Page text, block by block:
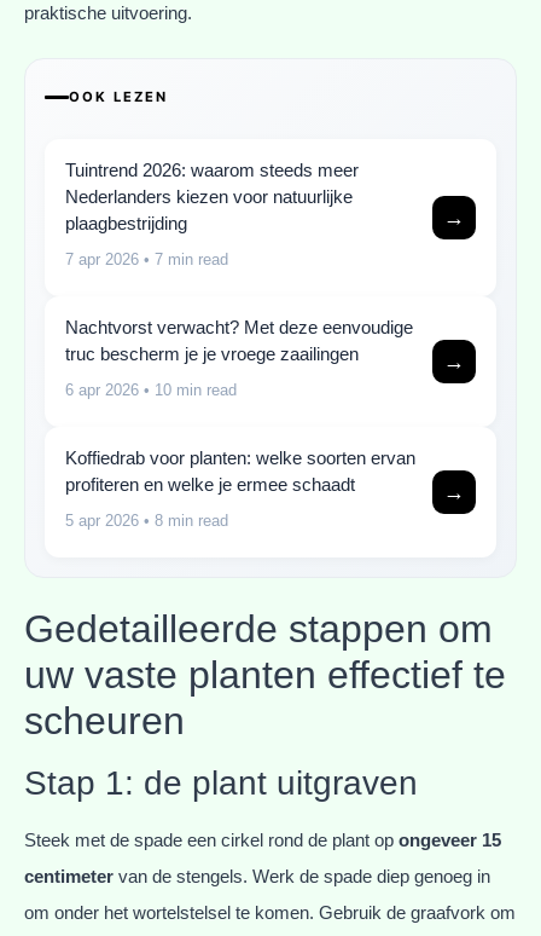
praktische uitvoering.
OOK LEZEN
Tuintrend 2026: waarom steeds meer
Nederlanders kiezen voor natuurlijke
plaagbestrijding
7 apr 2026 • 7 min read
→
Nachtvorst verwacht? Met deze eenvoudige
truc bescherm je je vroege zaailingen
6 apr 2026 • 10 min read
→
Koffiedrab voor planten: welke soorten ervan
profiteren en welke je ermee schaadt
5 apr 2026 • 8 min read
→
Gedetailleerde stappen om
uw vaste planten effectief te
scheuren
Stap 1: de plant uitgraven
Steek met de spade een cirkel rond de plant op ongeveer 15
centimeter van de stengels. Werk de spade diep genoeg in
om onder het wortelstelsel te komen. Gebruik de graafvork om